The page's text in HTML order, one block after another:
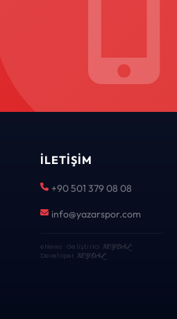
İLETIŞIM
+90 501 379 08 08
info@yazarspor.com
eNews · Geliştirici KEYDAL·
Developer KEYDAL